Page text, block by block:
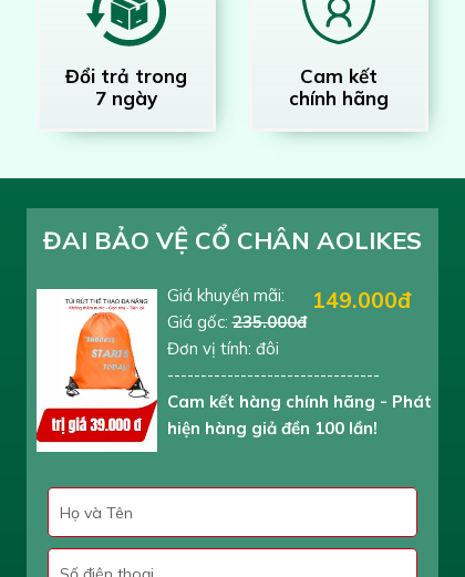
Cam kết
chính hãng
Đổi trả trong
7 ngày
ĐAI BẢO VỆ CỔ CHÂN AOLIKES
Giá khuyến mãi:
Giá gốc:235.000đ
Đơn vị tính: đôi
--------------------------------
Cam kết hàng chính hãng - Phát
hiện hàng giả đền 100 lần!
149.000đ